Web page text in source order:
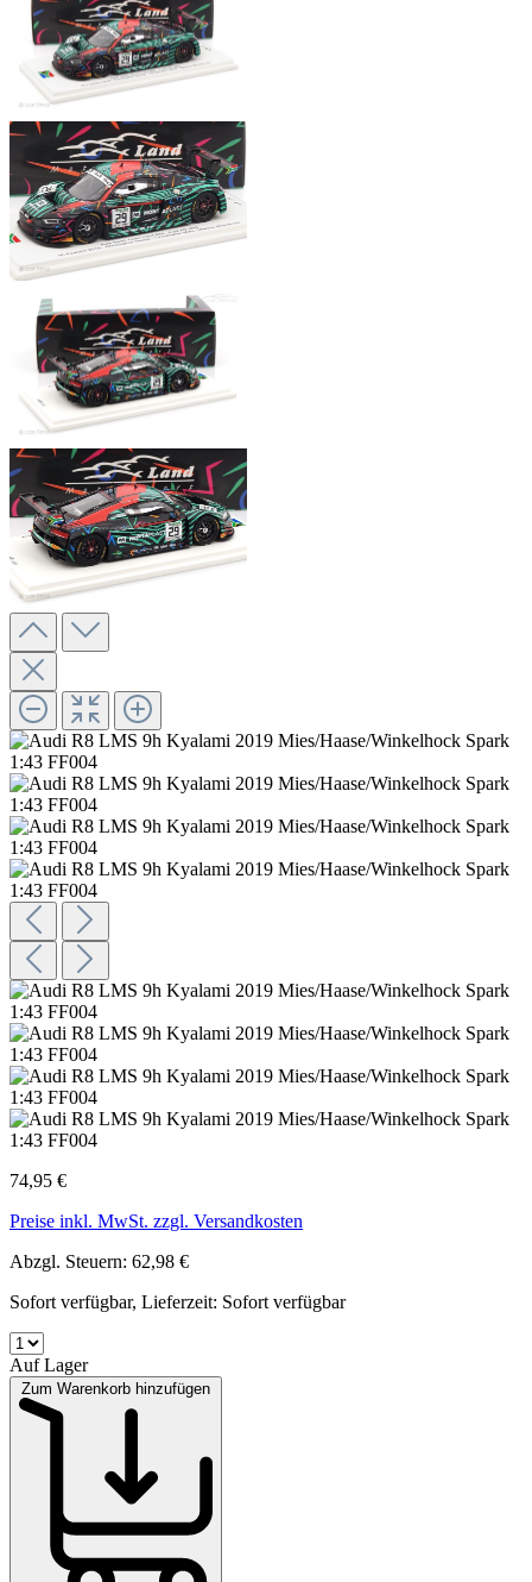
74,95 €
Preise inkl. MwSt. zzgl. Versandkosten
Abzgl. Steuern: 62,98 €
Sofort verfügbar, Lieferzeit: Sofort verfügbar
Auf Lager
Zum Warenkorb hinzufügen